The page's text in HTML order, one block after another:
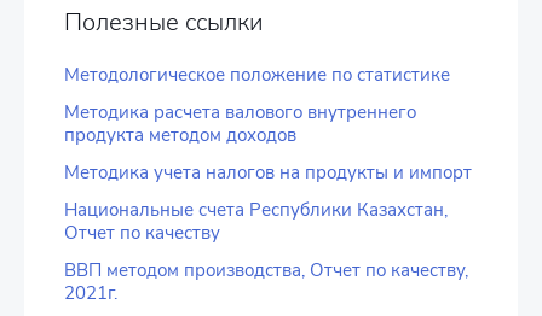
Полезные ссылки
Методологическое положение по статистике
Методика расчета валового внутреннего
продукта методом доходов
Методика учета налогов на продукты и импорт
Национальные счета Республики Казахстан,
Отчет по качеству
ВВП методом производства, Отчет по качеству,
2021г.